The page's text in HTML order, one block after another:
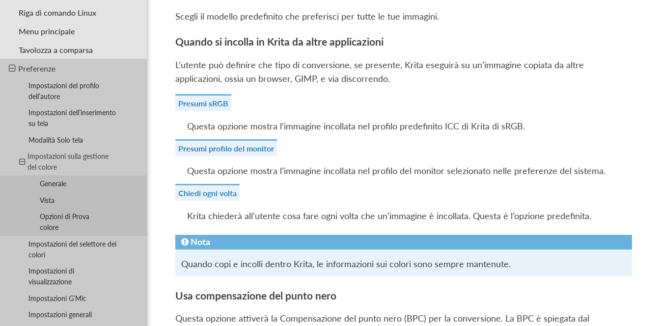
Riga di comando Linux
Menu principale
Tavolozza a comparsa
Preferenze
Impostazioni del profilo
dell’autore
Impostazioni dell’inserimento
su tela
Modalità Solo tela
Impostazioni sulla gestione
del colore
Generale
Vista
Opzioni di Prova
colore
Impostazioni del selettore dei
colori
Impostazioni di
visualizzazione
Impostazioni G’Mic
Impostazioni generali
Scegli il modello predefinito che preferisci per tutte le tue immagini.
Quando si incolla in Krita da altre applicazioni
L’utente può definire che tipo di conversione, se presente, Krita eseguirà su un’immagine copiata da altre
applicazioni, ossia un browser, GIMP, e via discorrendo.
Presumi sRGB
Questa opzione mostra l’immagine incollata nel profilo predefinito ICC di Krita di sRGB.
Presumi profilo del monitor
Questa opzione mostra l’immagine incollata nel profilo del monitor selezionato nelle preferenze del sistema.
Chiedi ogni volta
Krita chiederà all’utente cosa fare ogni volta che un’immagine è incollata. Questa è l’opzione predefinita.
Nota
Quando copi e incolli dentro Krita, le informazioni sui colori sono sempre mantenute.
Usa compensazione del punto nero
Questa opzione attiverà la Compensazione del punto nero (BPC) per la conversione. La BPC è spiegata dal